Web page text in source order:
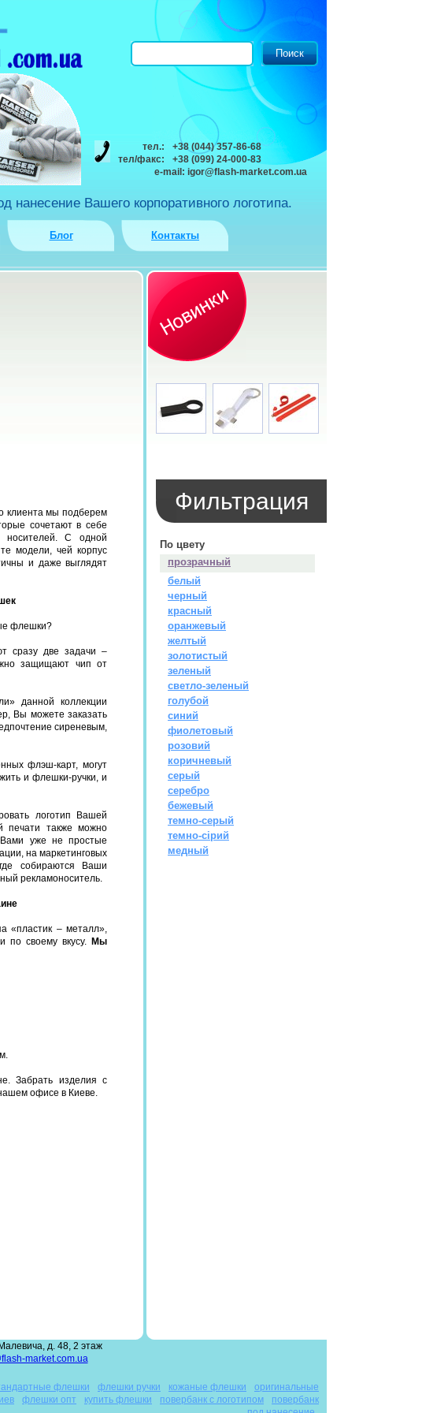
Вашего корпоративного логотипа.
Блог Контакты
клиента мы подберем
сочетают в себе
носителей. С одной
модели, чей корпус
и даже выглядят
флешки?
сразу две задачи –
защищают чип от
данной коллекции
Вы можете заказать
сиреневым,
флэш-карт, могут
и флешки-ручки, и
логотип Вашей
печати также можно
уже не простые
на маркетинговых
собираются Ваши
рекламоноситель.
«пластик – металл»,
по своему вкусу. Мы
Забрать изделия с
офисе в Киеве.
Фильтрация
По цвету
прозрачный
белый
черный
красный
оранжевый
желтый
золотистый
зеленый
светло-зеленый
голубой
синий
фиолетовый
розовий
коричневый
серый
серебро
бежевый
темно-серый
темно-сірий
медный
д. 48, 2 этаж
market.com.ua
флешки флешки ручки кожаные флешки
оригинальные
флешки опт купить флешки повербанк с логотипом
повербанк
тел.:
+38 (044) 357-86-68
тел/факс:
+38 (099) 24-000-83
e-mail: igor@flash-market.com.ua